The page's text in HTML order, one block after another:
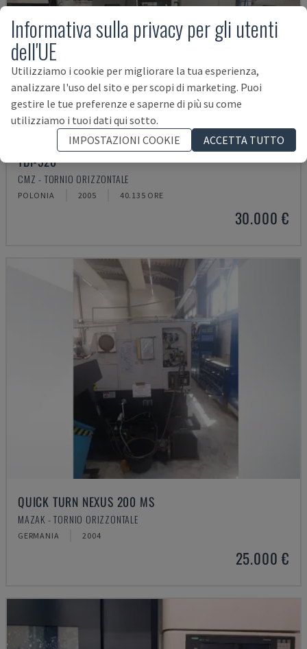
TBI-520
CMZ - TORNIO ORIZZONTALE
POLONIA 2005 40.135 ORE
30.000 €
QUICK TURN NEXUS 200 MS
MAZAK - TORNIO ORIZZONTALE
GERMANIA 2004
25.000 €
Informativa sulla privacy per gli utenti
dell'UE
Utilizziamo i cookie per migliorare la tua esperienza,
analizzare l'uso del sito e per scopi di marketing. Puoi
gestire le tue preferenze e saperne di più su come
utilizziamo i tuoi dati qui sotto.
IMPOSTAZIONI COOKIE
ACCETTA TUTTO